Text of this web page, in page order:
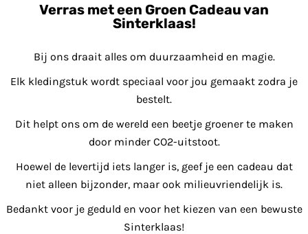
Verras met een Groen Cadeau van
Sinterklaas!
Bij ons draait alles om duurzaamheid en magie.
Elk kledingstuk wordt speciaal voor jou gemaakt zodra je
bestelt.
Dit helpt ons om de wereld een beetje groener te maken
door minder CO2-uitstoot.
Hoewel de levertijd iets langer is, geef je een cadeau dat
niet alleen bijzonder, maar ook milieuvriendelijk is.
Bedankt voor je geduld en voor het kiezen van een bewuste
Sinterklaas!